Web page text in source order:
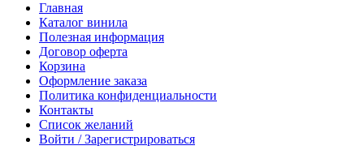
Главная
Каталог винила
Полезная информация
Договор оферта
Корзина
Оформление заказа
Политика конфиденциальности
Контакты
Список желаний
Войти / Зарегистрироваться